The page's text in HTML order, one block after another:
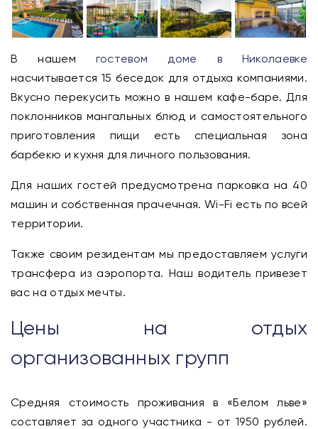
В нашем гостевом доме в Николаевке
насчитывается 15 беседок для отдыха компаниями.
Вкусно перекусить можно в нашем кафе-баре. Для
поклонников мангальных блюд и самостоятельного
приготовления пищи есть специальная зона
барбекю и кухня для личного пользования.
Для наших гостей предусмотрена парковка на 40
машин и собственная прачечная. Wi-Fi есть по всей
территории.
Также своим резидентам мы предоставляем услуги
трансфера из аэропорта. Наш водитель привезет
вас на отдых мечты.
Цены на отдых
организованных групп
Средняя стоимость проживания в «Белом льве»
составляет за одного участника - от 1950 рублей.